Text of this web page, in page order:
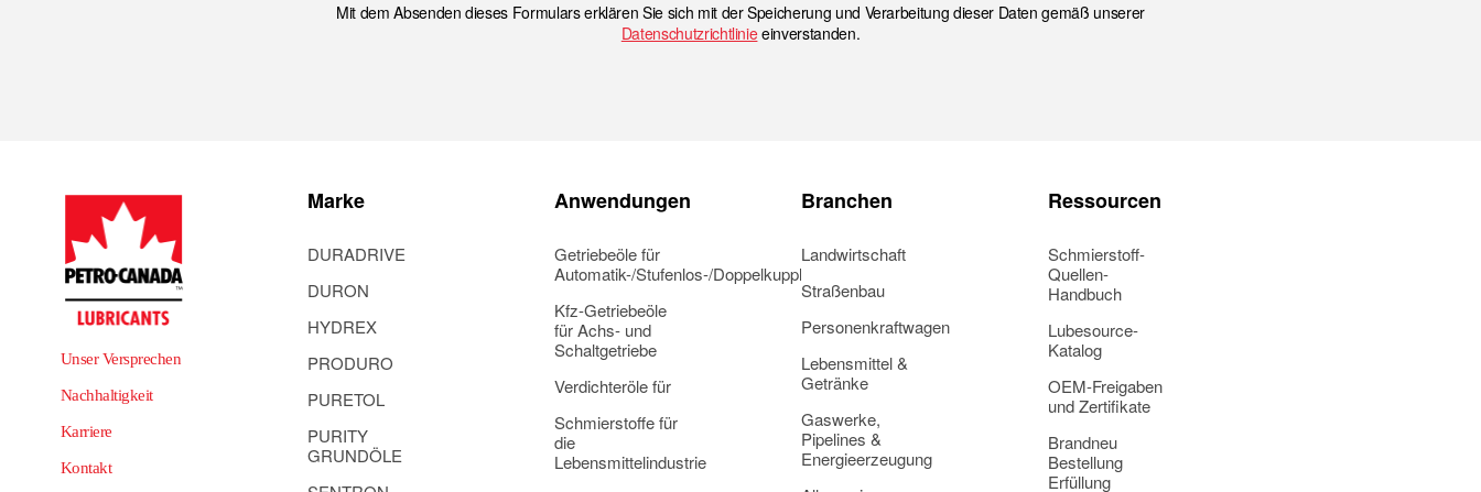
Mit dem Absenden dieses Formulars erklären Sie sich mit der Speicherung und Verarbeitung dieser Daten gemäß unserer
Datenschutzrichtlinieeinverstanden.
Unser Versprechen
Nachhaltigkeit
Karriere
Kontakt
Marke
DURADRIVE
DURON
HYDREX
PRODURO
PURETOL
PURITY
GRUNDÖLE
Anwendungen
Getriebeöle für
Automatik-/Stufenlos-/Doppelkupplungsgetriebe
Kfz-Getriebeöle
für Achs- und
Schaltgetriebe
Verdichteröle für
Schmierstoffe für
die
Lebensmittelindustrie
Branchen
Landwirtschaft
Straßenbau
Personenkraftwagen
Lebensmittel &
Getränke
Gaswerke,
Pipelines &
Energieerzeugung
Ressourcen
Schmierstoff-
Quellen-
Handbuch
Lubesource-
Katalog
OEM-Freigaben
und Zertifikate
Brandneu
Bestellung
Erfüllung